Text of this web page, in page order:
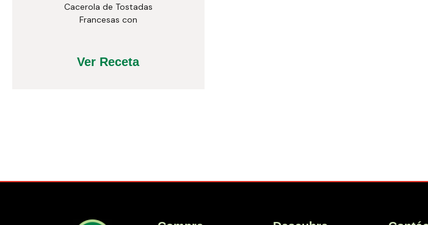
Cacerola de Tostadas
Francesas con
Ver Receta